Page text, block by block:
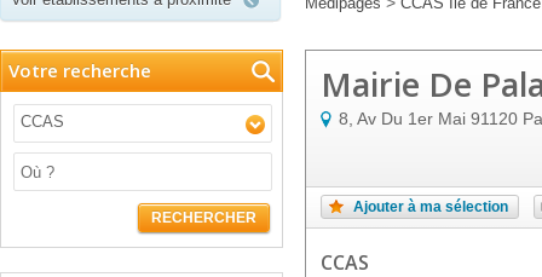
Votre recherche
CCAS
RECHERCHER
Mairie De
8, Av Du 1er Mai 91120
Ajouter à ma sélection
CCAS